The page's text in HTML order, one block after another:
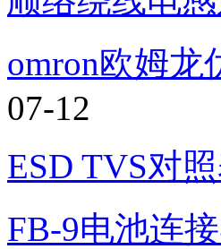
omron欧姆
07-12
ESD TVS对
FB-9电池连